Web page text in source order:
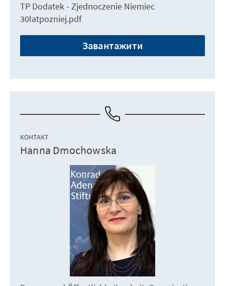
TP Dodatek - Zjednoczenie Niemiec
30latpozniej.pdf
Завантажити
КОНТАКТ
Hanna Dmochowska